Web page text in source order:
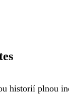
historií plnou